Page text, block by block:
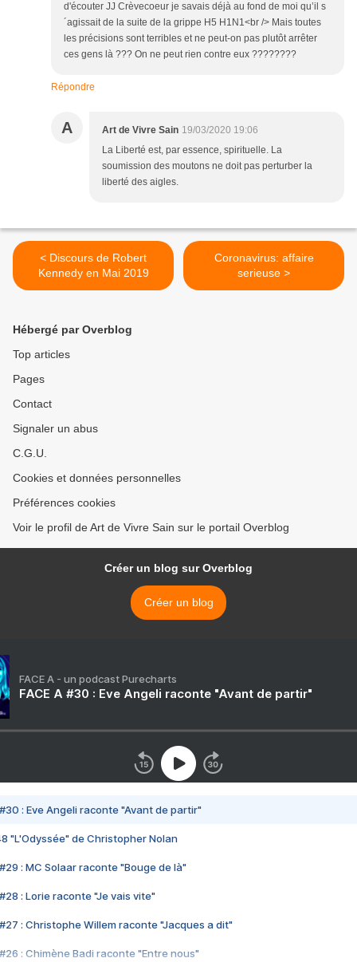
d'écouter JJ Crèvecoeur je savais déjà au fond de moi qu’il s
´agissait de la suite de la grippe H5 H1N1<br /> Mais toutes
les précisions sont terribles et ne peut-on pas plutôt arrêter
ces gens là ??? On ne peut rien contre eux ????????
Répondre
A Art de Vivre Sain 19/03/2020 19:06
La Liberté est, par essence, spirituelle. La
soumission des moutons ne doit pas perturber la
liberté des aigles.
< Discours de Robert
Kennedy en Mai 2019
Coronavirus: affaire
serieuse >
Hébergé par Overblog
Top articles
Pages
Contact
Signaler un abus
C.G.U.
Cookies et données personnelles
Préférences cookies
Voir le profil de Art de Vivre Sain sur le portail Overblog
Créer un blog sur Overblog
Créer un blog
FACE A - un podcast Purecharts
FACE A #30 : Eve Angeli raconte "Avant de partir"
#30 : Eve Angeli raconte "Avant de partir"
"L'Odyssée" de Christopher Nolan
#29 : MC Solaar raconte "Bouge de là"
#28 : Lorie raconte "Je vais vite"
#27 : Christophe Willem raconte "Jacques a dit"
#26 : Chimène Badi raconte "Entre nous"